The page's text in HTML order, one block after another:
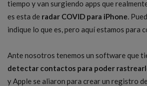
tiempo y van surgiendo apps que
es esta de radar COVID para iPhone .
indique lo que es, pero aquí estamos para
Ante nosotros tenemos un software que
detectar contactos para poder
y Apple se aliaron para crear un registro